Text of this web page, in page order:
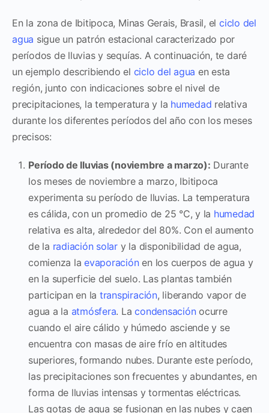
En la zona de Ibitipoca, Minas Gerais, Brasil, elciclo del
agua sigue un patrón estacional caracterizado por
períodos de lluvias y sequías. A continuación, te daré
un ejemplo describiendo el ciclo del agua en esta
región, junto con indicaciones sobre el nivel de
precipitaciones, la temperatura y la humedad relativa
durante los diferentes períodos del año con los meses
precisos:
Período de lluvias (noviembre a marzo): Durante
los meses de noviembre a marzo, Ibitipoca
experimenta su período de lluvias. La temperatura
es cálida, con un promedio de 25 °C, y la humedad
relativa es alta, alrededor del 80%. Con el aumento
de la radiación solary la disponibilidad de agua,
comienza laevaporaciónen los cuerpos de agua y
en la superficie del suelo. Las plantas también
participan en la transpiración, liberando vapor de
agua a la atmósfera. Lacondensaciónocurre
cuando el aire cálido y húmedo asciende y se
encuentra con masas de aire frío en altitudes
superiores, formando nubes. Durante este período,
las precipitaciones son frecuentes y abundantes, en
forma de lluvias intensas y tormentas eléctricas.
Las gotas de agua se fusionan en las nubes y caen